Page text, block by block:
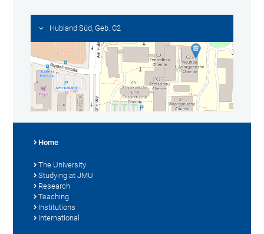
Hubland Süd, Geb. C2
Home
The University
Studying at JMU
Research
Teaching
Institutions
International